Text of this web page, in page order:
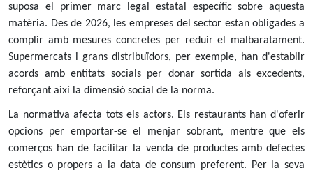
suposa el primer marc legal estatal específic sobre aquesta
matèria. Des de 2026, les empreses del sector estan obligades a
complir amb mesures concretes per reduir el malbaratament.
Supermercats i grans distribuïdors, per exemple, han d'establir
acords amb entitats socials per donar sortida als excedents,
reforçant així la dimensió social de la norma.
La normativa afecta tots els actors. Els restaurants han d'oferir
opcions per emportar-se el menjar sobrant, mentre que els
comerços han de facilitar la venda de productes amb defectes
estètics o propers a la data de consum preferent. Per la seva